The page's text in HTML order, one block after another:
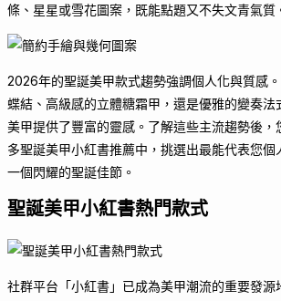
條、星星或雪花圖案，既能點題又不失文青氣質
2026年的聖誕美甲款式趨勢強調個人化與質感
蝶結、高級感的立體糖霜甲，還是優雅的變奏法
美甲提供了豐富的靈感。了解這些主流趨勢後，
多聖誕美甲小紅書推薦中，挑選出最能代表您個
一個閃耀的聖誕佳節。
聖誕美甲小紅書熱門款式
社群平台「小紅書」已成為美甲潮流的重要發源